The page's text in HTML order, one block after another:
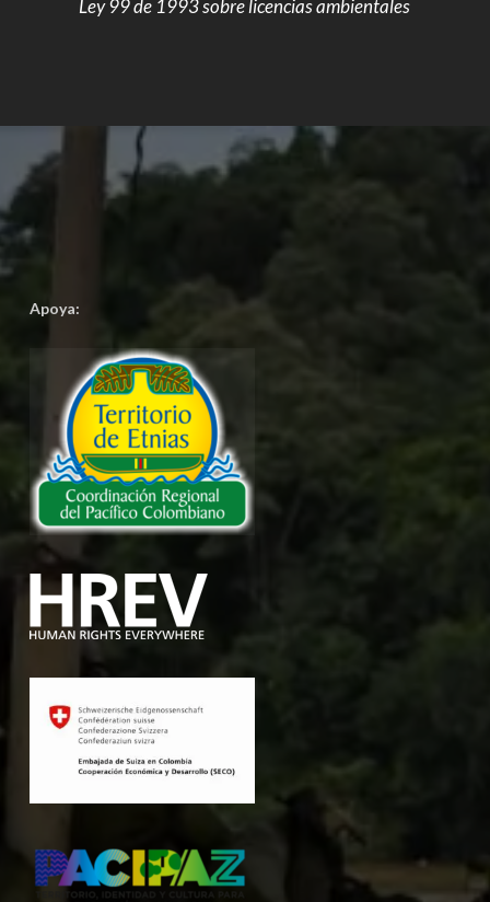
Ley 99 de 1993 sobre licencias ambientales
Apoya: